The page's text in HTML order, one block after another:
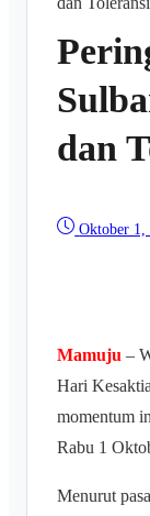
dan
Oktober 1,
Mamuju –
Hari
momentum
Rabu 1
Menurut